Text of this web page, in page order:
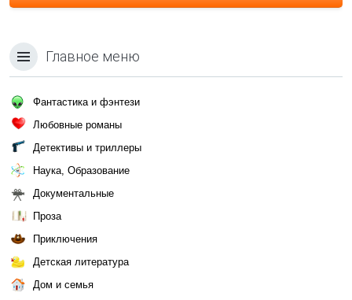
Главное меню
Фантастика и фэнтези
Любовные романы
Детективы и триллеры
Наука, Образование
Документальные
Проза
Приключения
Детская литература
Дом и семья